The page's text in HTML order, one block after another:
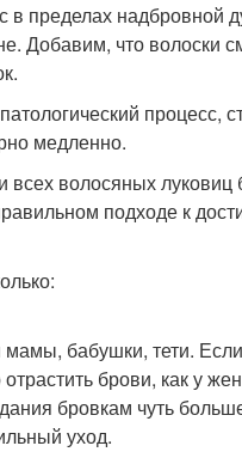
пределах надбровной
Добавим, что волоски
процесс,
медленно.
всех волосяных
подходе к
бабушки, тети.
брови, как у
бровкам чуть
уход.